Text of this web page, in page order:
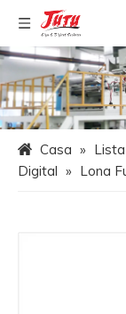
Casa »
Digital » Lona